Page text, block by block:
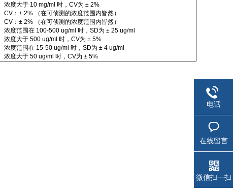
浓度大于 10 mg/ml 时， CV为 ± 2%
CV ： ± 2% （在可侦测的浓度范围内皆然）
CV ： ± 2% （在可侦测的浓度范围内皆然）
浓度范围在 100-500 ug/ml 时， SD为 ± 25 ug/ml
浓度大于 500 ug/ml 时， CV为 ± 5%
浓度范围在 15-50 ug/ml 时， SD为 ± 4 ug/ml
浓度大于 50 ug/ml 时， CV为 ± 5%
电话
在线留言
微信扫一扫